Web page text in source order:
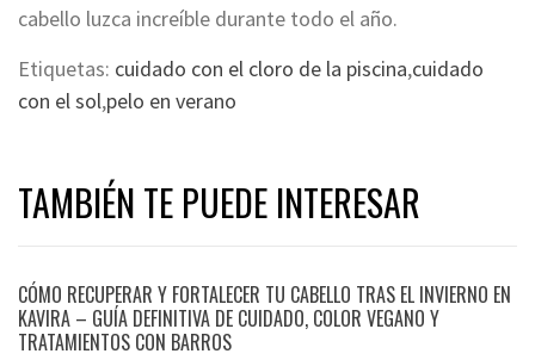
cabello luzca increíble durante todo el año.
Etiquetas: cuidado con el cloro de la piscina,cuidado
con el sol,pelo en verano
TAMBIÉN TE PUEDE INTERESAR
CÓMO RECUPERAR Y FORTALECER TU CABELLO TRAS EL INVIERNO EN
KAVIRA – GUÍA DEFINITIVA DE CUIDADO, COLOR VEGANO Y
TRATAMIENTOS CON BARROS